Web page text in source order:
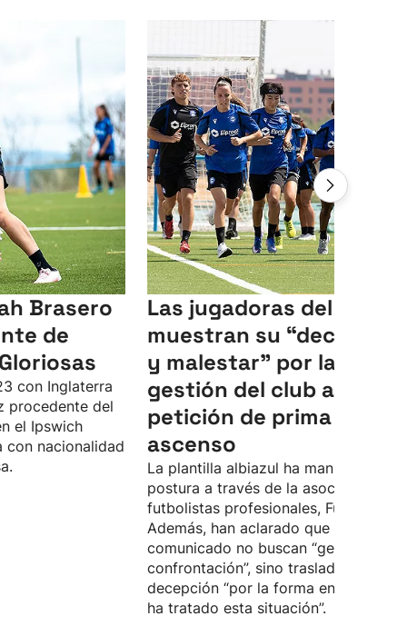
Brasero
de
con Inglaterra
procedente del
el Ipswich
con nacionalidad
Las jugadoras del Alavés
muestran su “decepción
y malestar” por la
gestión del club a la
petición de prima por el
ascenso
La plantilla albiazul ha manifestado
postura a través de la asociación de
futbolistas profesionales, Futpro.
Además, han aclarado que con el
comunicado no buscan “generar
confrontación”, sino trasladar su
decepción “por la forma en la que se
ha tratado esta situación”.